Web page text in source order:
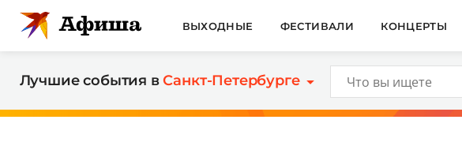
ВЫХОДНЫЕ ФЕСТИВАЛИ КОНЦЕРТЫ
Лучшие события вСанкт-Петербурге